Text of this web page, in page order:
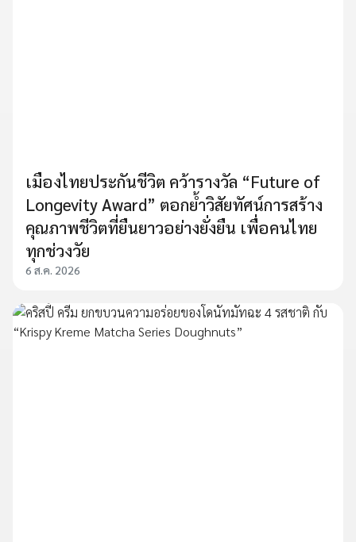
เมืองไทยประกันชีวิต คว้ารางวัล “Future of
Longevity Award” ตอกย้ำวิสัยทัศน์การสร้าง
คุณภาพชีวิตที่ยืนยาวอย่างยั่งยืน เพื่อคนไทย
ทุกช่วงวัย
6 ส.ค. 2026